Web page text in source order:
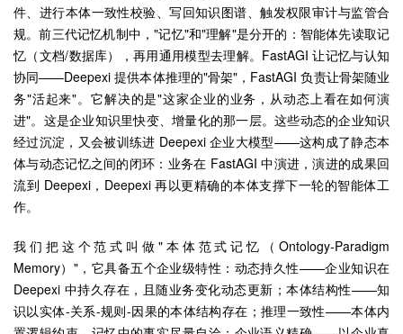
件、进行本体一致性校验、写回知识图谱、触发权限审计与监管合
规。前三代记忆机制中，"记忆"和"理解"是分开的：智能体先读取记
忆（文档/数据库），再用通用模型去理解。FastAGI 让记忆与认知
协同——Deepexi 提供本体推理的"骨架"，FastAGI 负责让骨架随业
务"活起来"。它解决的是"这家企业的业务，从动态上看在如何演
进"。这是企业知识里快变、增量化的那一层。这些动态的企业知识
经过沉淀，又会被训练进 Deepexi 企业大模型——这构成了静态本
体与动态记忆之间的闭环：业务在 FastAGI 中演进，演进的成果回
流到 Deepexi，Deepexi 再以更精确的本体支撑下一轮的智能体工
作。
我们把这个范式叫做"本体范式记忆（Ontology-Paradigm
Memory）"，它具备五个企业级特性：动态持久性——企业知识在
Deepexi 中持久存在，且随业务变化动态更新；本体结构性——知
识以实体-关系-规则-因果的本体结构存在；推理一致性——本体内